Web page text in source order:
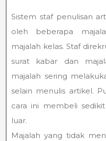
Sistem staf penulisan
oleh beberapa
majalah kelas. Staf
surat kabar dan
majalah sering
selain menulis artikel.
cara ini membeli
luar.
Majalah yang tidak